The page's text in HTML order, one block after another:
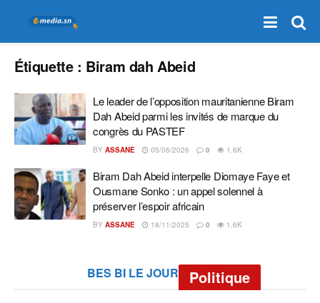
Étiquette : Biram dah Abeid
Le leader de l’opposition mauritanienne Biram
Dah Abeid parmi les invités de marque du
congrès du PASTEF
BY ASSANE 05/06/2026 0 1.6K
Biram Dah Abeid interpelle Diomaye Faye et
Ousmane Sonko : un appel solennel à
préserver l’espoir africain
BY ASSANE 18/11/2025 0 1.6K
BES BI LE JOUR Politique